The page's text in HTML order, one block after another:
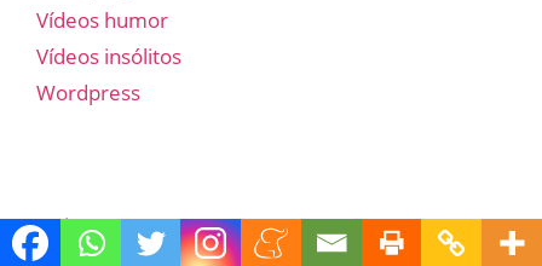
Vídeos humor
Vídeos insólitos
Wordpress
Quienes somos